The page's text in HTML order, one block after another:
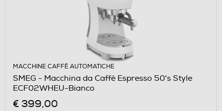
MACCHINE CAFFÈ AUTOMATICHE
SMEG - Macchina da Caffè Espresso 50's Style
ECF02WHEU-Bianco
€ 399,00